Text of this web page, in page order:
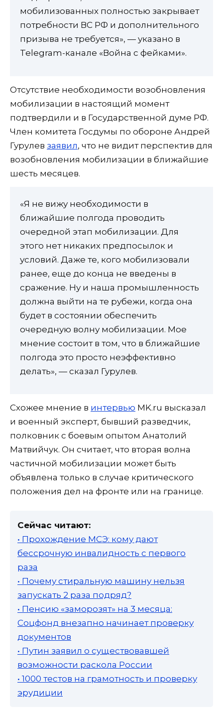
мобилизованных полностью закрывает
потребности ВС РФ и дополнительного
призыва не требуется», — указано в
Telegram-канале «Война с фейками».
Отсутствие необходимости возобновления
мобилизации в настоящий момент
подтвердили и в Государственной думе РФ.
Член комитета Госдумы по обороне Андрей
Гурулев заявил, что не видит перспектив для
возобновления мобилизации в ближайшие
шесть месяцев.
«Я не вижу необходимости в
ближайшие полгода проводить
очередной этап мобилизации. Для
этого нет никаких предпосылок и
условий. Даже те, кого мобилизовали
ранее, еще до конца не введены в
сражение. Ну и наша промышленность
должна выйти на те рубежи, когда она
будет в состоянии обеспечить
очередную волну мобилизации. Мое
мнение состоит в том, что в ближайшие
полгода это просто неэффективно
делать», — сказал Гурулев.
Схожее мнение в интервью MK.ru высказал
и военный эксперт, бывший разведчик,
полковник с боевым опытом Анатолий
Матвийчук. Он считает, что вторая волна
частичной мобилизации может быть
объявлена только в случае критического
положения дел на фронте или на границе.
Сейчас читают:
• Прохождение МСЭ: кому дают
бессрочную инвалидность с первого
раза
• Почему стиральную машину нельзя
запускать 2 раза подряд?
• Пенсию «заморозят» на 3 месяца:
Соцфонд внезапно начинает проверку
документов
• Путин заявил о существовавшей
возможности раскола России
• 1000 тестов на грамотность и проверку
эрудиции